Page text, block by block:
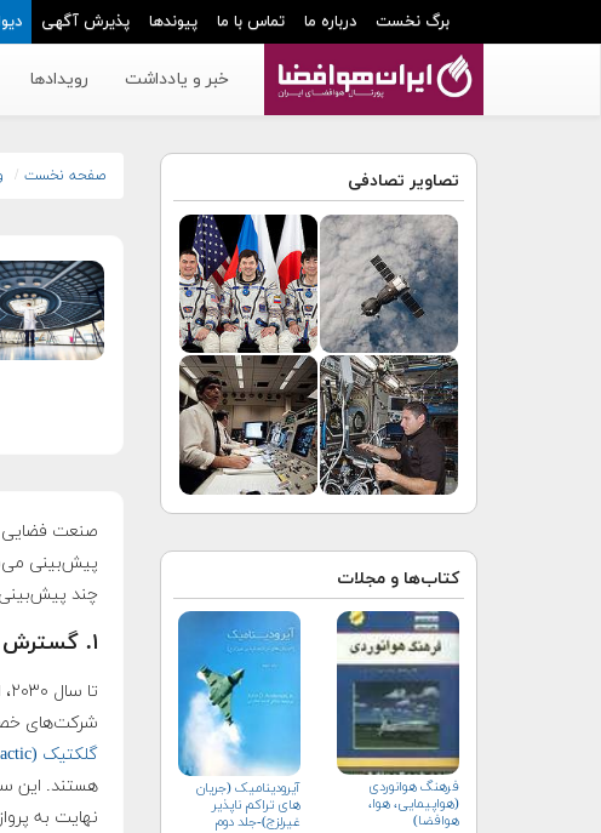
برگ نخست درباره ما تماس با ما پیوندها پذیرش آگهی
خبر و یادداشت رویدادها
تصاویر تصادفی
کتاب‌ها و مجلات
فرهنگ هوانوردی
(هواپیمایی، هوا،
هوافضا)
آیرودینامیک (جریان
های تراکم ناپذیر
غیرلزج)-جلد دوم
صفحه نخست
صنعت فضایی
پیش‌بینی می‌شود که تا سال ۲۰۳۰
چند پیش‌بینی مهم
۱. گسترش گردشگری فضایی
شرکت‌های
گلکتیک (Virgin Galactic)
هستند. این
نهایت به